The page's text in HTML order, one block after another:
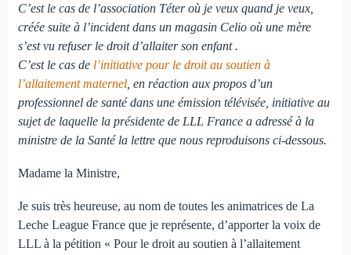
C’est le cas de l’association Téter où je veux quand je veux,
créée suite à l’incident dans un magasin Celio où une mère
s’est vu refuser le droit d’allaiter son enfant .
C’est le cas de l’initiative pour le droit au soutien à
l’allaitement maternel, en réaction aux propos d’un
professionnel de santé dans une émission télévisée, initiative au
sujet de laquelle la présidente de LLL France a adressé à la
ministre de la Santé la lettre que nous reproduisons ci-dessous.
Madame la Ministre,
Je suis très heureuse, au nom de toutes les animatrices de La
Leche League France que je représente, d’apporter la voix de
LLL à la pétition « Pour le droit au soutien à l’allaitement